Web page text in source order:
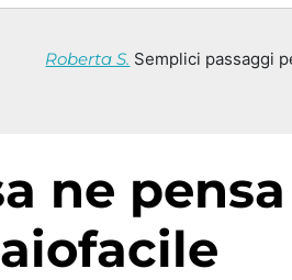
Roberta S. Semplici passaggi